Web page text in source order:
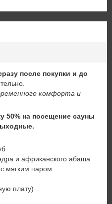
после покупки и до
комфорта и
50% на посещение сауны
и африканского абаша
мягким паром
плату)